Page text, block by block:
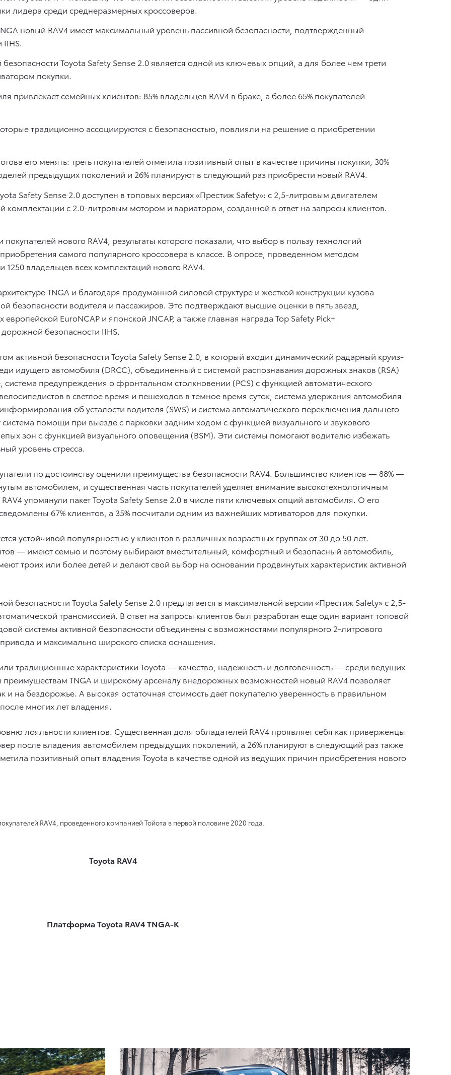
лидера среди среднеразмерных кроссоверов.
новый RAV4 имеет максимальный уровень пассивной безопасности, подтвержденный
IIHS.
Toyota Safety Sense 2.0 является одной из ключевых опций, а для более чем трети
покупки.
привлекает семейных клиентов: 85% владельцев RAV4 в браке, а более 65% покупателей
традиционно ассоциируются с безопасностью, повлияли на решение о приобретении
его менять: треть покупателей отметила позитивный опыт в качестве причины покупки, 30%
предыдущих поколений и 26% планируют в следующий раз приобрести новый RAV4.
Safety Sense 2.0 доступен в топовых версиях «Престиж Safety»: c 2,5-литровым двигателем
комплектации с 2.0-литровым мотором и вариатором, созданной в ответ на запросы клиентов.
нового RAV4, результаты которого показали, что выбор в пользу технологий
самого популярного кроссовера в классе. В опросе, проведенном методом
владельцев всех комплектаций нового RAV4.
TNGA и благодаря продуманной силовой структуре и жесткой конструкции кузова
безопасности водителя и пассажиров. Это подтверждают высшие оценки в пять звезд,
EuroNCAP и японской JNCAP, а также главная награда Top Safety Pick+
дорожной безопасности IIHS.
активной безопасности Toyota Safety Sense 2.0, в который входит динамический радарный круиз-
идущего автомобиля (DRCC), объединенный с системой распознавания дорожных знаков (RSA)
предупреждения о фронтальном столкновении (PCS) с функцией автоматического
в светлое время и пешеходов в темное время суток, система удержания автомобиля
об усталости водителя (SWS) и система автоматического переключения дальнего
помощи при выезде с парковки задним ходом с функцией визуального и звукового
зон с функцией визуального оповещения (BSM). Эти системы помогают водителю избежать
уровень стресса.
по достоинству оценили преимущества безопасности RAV4. Большинство клиентов — 88% —
автомобилем, и существенная часть покупателей уделяет внимание высокотехнологичным
упомянули пакет Toyota Safety Sense 2.0 в числе пяти ключевых опций автомобиля. О его
67% клиентов, а 35% посчитали одним из важнейших мотиваторов для покупки.
устойчивой популярностью у клиентов в различных возрастных группах от 30 до 50 лет.
— имеют семью и поэтому выбирают вместительный, комфортный и безопасный автомобиль,
троих или более детей и делают свой выбор на основании продвинутых характеристик активной
безопасности Toyota Safety Sense 2.0 предлагается в максимальной версии «Престиж Safety» c 2,5-
трансмиссией. В ответ на запросы клиентов был разработан еще один вариант топовой
системы активной безопасности объединены с возможностями популярного 2-литрового
и максимально широкого списка оснащения.
традиционные характеристики Toyota — качество, надежность и долговечность — среди ведущих
TNGA и широкому арсеналу внедорожных возможностей новый RAV4 позволяет
и на бездорожье. А высокая остаточная стоимость дает покупателю уверенность в правильном
многих лет владения.
лояльности клиентов. Существенная доля обладателей RAV4 проявляет себя как приверженцы
после владения автомобилем предыдущих поколений, а 26% планируют в следующий раз также
позитивный опыт владения Toyota в качестве одной из ведущих причин приобретения нового
RAV4, проведенного компанией Тойота в первой половине 2020 года.
Toyota RAV4
Платформа Toyota RAV4 TNGA-K